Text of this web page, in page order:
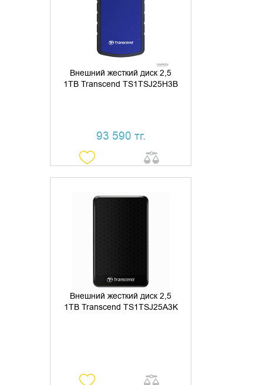
Внешний жесткий диск 2,5
1TB Transcend TS1TSJ25H3B
93 590 тг.
Внешний жесткий диск 2,5
1TB Transcend TS1TSJ25A3K